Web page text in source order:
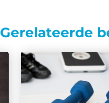
Gerelateerde